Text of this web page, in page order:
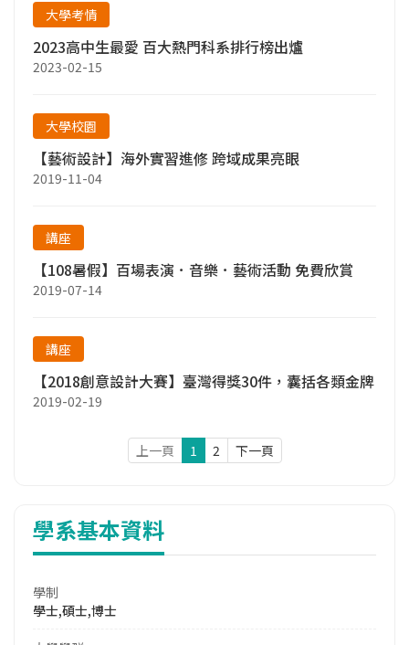
大學考情
2023高中生最愛 百大熱門科系排行榜出爐
2023-02-15
大學校園
【藝術設計】海外實習進修 跨域成果亮眼
2019-11-04
講座
【108暑假】百場表演．音樂．藝術活動 免費欣賞
2019-07-14
講座
【2018創意設計大賽】臺灣得獎30件，囊括各類金牌
2019-02-19
上一頁 1 2 下一頁
學系基本資料
學制
學士,碩士,博士